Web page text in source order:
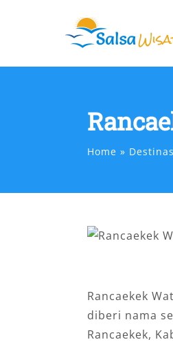
Home
Rancaekek
diberi nama
Rancaekek,